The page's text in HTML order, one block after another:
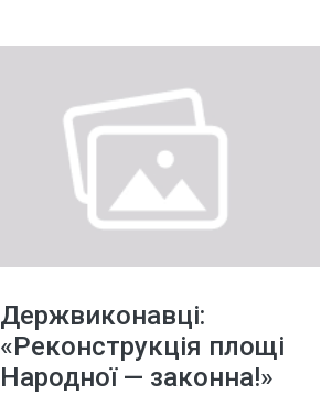
Держвиконавці:
«Реконструкція площі
Народної — законна!»